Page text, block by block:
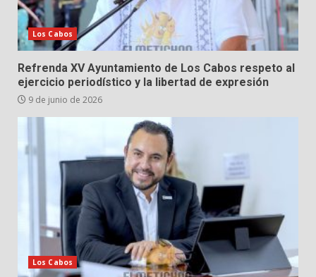
Los Cabos
Refrenda XV Ayuntamiento de Los Cabos respeto al
ejercicio periodístico y la libertad de expresión
9 de junio de 2026
Los Cabos